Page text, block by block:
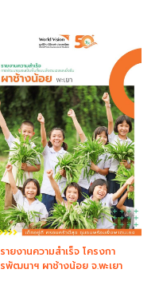
รายงานความสำเร็จ โครงกา
รพัฒนาฯ ผาช้างน้อย จ.พะเยา